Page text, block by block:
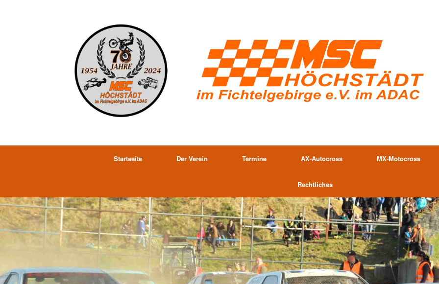
Startseite Der Verein Termine AX-Autocross MX-Motocross
Rechtliches